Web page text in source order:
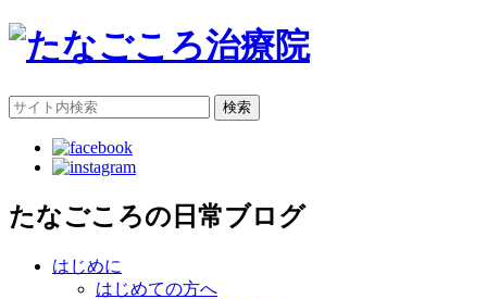
検索
たなごころの日常ブログ
はじめに
はじめての方へ